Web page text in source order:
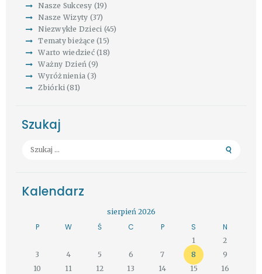
Nasze Sukcesy (19)
Nasze Wizyty (37)
Niezwykłe Dzieci (45)
Tematy bieżące (15)
Warto wiedzieć(18)
Ważny Dzień (9)
Wyróżnienia (3)
Zbiórki (81)
Szukaj
Szukaj:
Kalendarz
sierpień 2026
P W Ś C P S N
1
2
3
4 5 6 7 8
9
10
11 12 13 14 15
16